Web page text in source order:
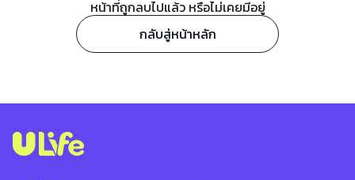
หน้าที่ถูกลบไปแล้ว หรือไม่เคยมีอยู่
กลับสู่หน้าหลัก